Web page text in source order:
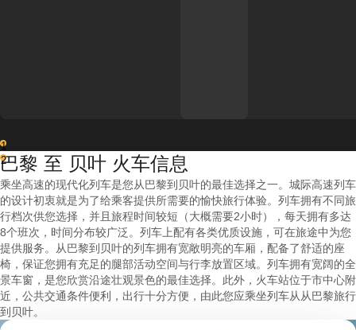
1
2
巴黎 至 贝叶 火车信息
乘坐高速的现代化列车是您从巴黎到贝叶的最佳选择之一。城际高速列车
的设计初衷就是为了给乘客提供所需要的愉快旅行体验。列车拥有不同旅
行档次供您选择，并且旅程时间较短（大概需要2小时），每天拥有多达
8个班次，时间分布较广泛。列车上配有各类优质设施，可在旅途中为您
提供服务。从巴黎到贝叶的列车拥有宽敞明亮的车厢，配备了舒适的座
椅，保证您拥有充足的腿部活动空间与行李放置区域。列车拥有宽阔的全
景车窗，是您欣赏沿途壮观景色的最佳选择。此外，火车站位于市中心附
近，公共交通条件便利，出行十分方便，由此您应乘坐列车从从巴黎旅行
到贝叶。